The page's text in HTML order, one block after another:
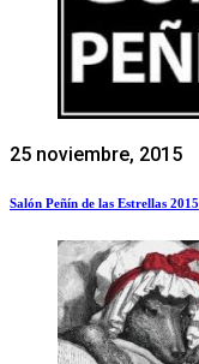
25 noviembre, 2015
Salón Peñín de las Estrellas 2015